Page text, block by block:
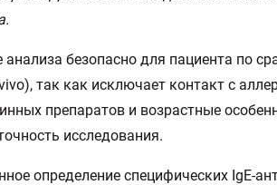
анализа безопасно для пациента по
так как исключает контакт с
препаратов и возрастные
исследования.
определение специфических IgE-